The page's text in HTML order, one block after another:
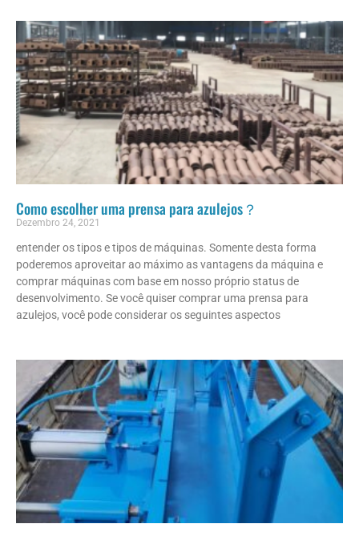
Como escolher uma prensa para azulejos？
Dezembro 24, 2021
entender os tipos e tipos de máquinas. Somente desta forma
poderemos aproveitar ao máximo as vantagens da máquina e
comprar máquinas com base em nosso próprio status de
desenvolvimento. Se você quiser comprar uma prensa para
azulejos, você pode considerar os seguintes aspectos